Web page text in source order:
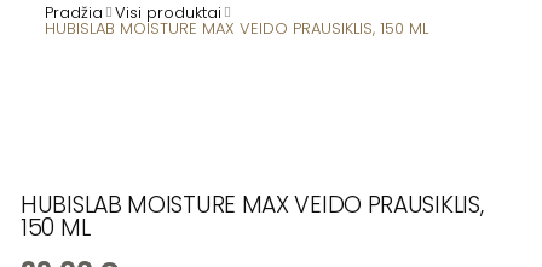
Pradžia Visi produktai
HUBISLAB MOISTURE MAX VEIDO PRAUSIKLIS, 150 ML
HUBISLAB MOISTURE MAX VEIDO PRAUSIKLIS,
150 ML